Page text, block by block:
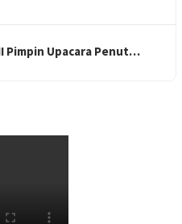
Pimpin Upacara Penut…